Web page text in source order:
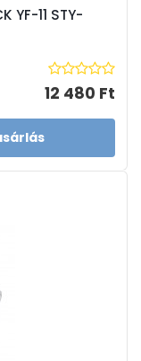
YF-11 STY-
12 480 Ft